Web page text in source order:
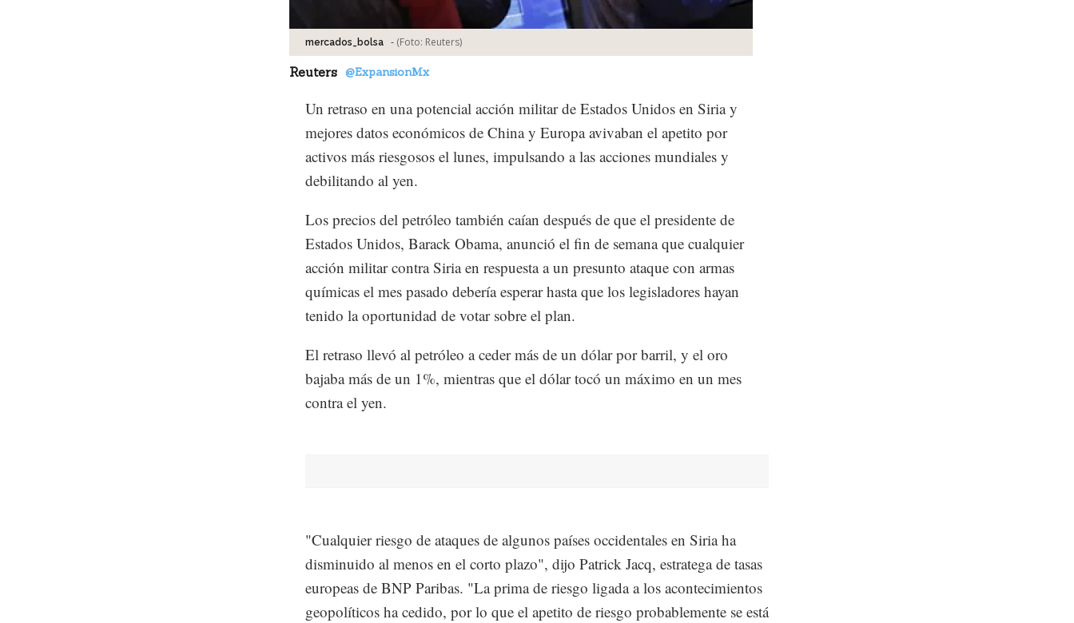
mercados_bolsa - (Foto: Reuters)
Reuters @ExpansionMx
Un retraso en una potencial acción militar de Estados Unidos en Siria y
mejores datos económicos de China y Europa avivaban el apetito por
activos más riesgosos el lunes, impulsando a las acciones mundiales y
debilitando al yen.
Los precios del petróleo también caían después de que el presidente de
Estados Unidos, Barack Obama, anunció el fin de semana que cualquier
acción militar contra Siria en respuesta a un presunto ataque con armas
químicas el mes pasado debería esperar hasta que los legisladores hayan
tenido la oportunidad de votar sobre el plan.
El retraso llevó al petróleo a ceder más de un dólar por barril, y el oro
bajaba más de un 1%, mientras que el dólar tocó un máximo en un mes
contra el yen.
"Cualquier riesgo de ataques de algunos países occidentales en Siria ha
disminuido al menos en el corto plazo", dijo Patrick Jacq, estratega de tasas
europeas de BNP Paribas. "La prima de riesgo ligada a los acontecimientos
geopolíticos ha cedido, por lo que el apetito de riesgo probablemente se está